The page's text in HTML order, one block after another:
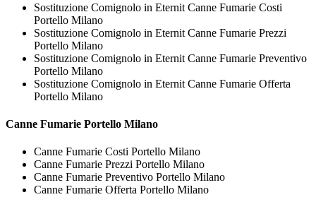
Sostituzione Comignolo in Eternit Canne Fumarie Costi
Portello Milano
Sostituzione Comignolo in Eternit Canne Fumarie Prezzi
Portello Milano
Sostituzione Comignolo in Eternit Canne Fumarie Preventivo
Portello Milano
Sostituzione Comignolo in Eternit Canne Fumarie Offerta
Portello Milano
Canne Fumarie Portello Milano
Canne Fumarie Costi Portello Milano
Canne Fumarie Prezzi Portello Milano
Canne Fumarie Preventivo Portello Milano
Canne Fumarie Offerta Portello Milano